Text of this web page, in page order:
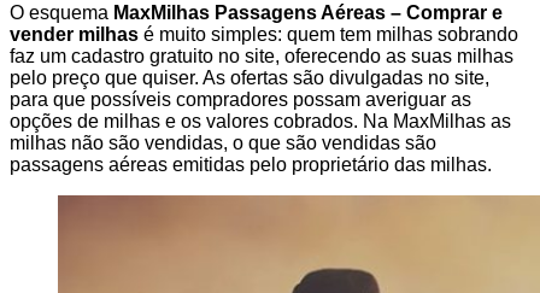
O esquema MaxMilhas Passagens Aéreas – Comprar e
vender milhas é muito simples: quem tem milhas sobrando
faz um cadastro gratuito no site, oferecendo as suas milhas
pelo preço que quiser. As ofertas são divulgadas no site,
para que possíveis compradores possam averiguar as
opções de milhas e os valores cobrados. Na MaxMilhas as
milhas não são vendidas, o que são vendidas são
passagens aéreas emitidas pelo proprietário das milhas.